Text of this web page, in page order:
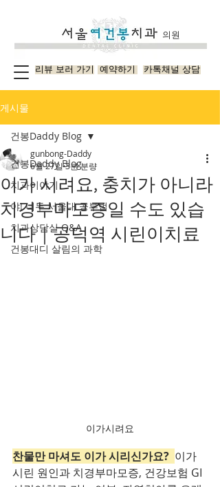
의원
예약하기
리뷰 보러 가기 카톡채널 상담
게시물
건봉Daddy Blog
치과이야기
야! 너두 서울대 공부법
치과상담실 Q&A
건봉대디 살림의 과학
건봉Daddy Blog
이가 시려요, 충치가 아니라
치경부마모증일 수도 있습
니다｜공덕역 시린이치료
gunbong-Daddy
6월 27일3분 분량
이가시려요
찬물만 마셔도 이가 시리신가요? 이가
시린 원인과 치경부마모증, 건강보험 GI